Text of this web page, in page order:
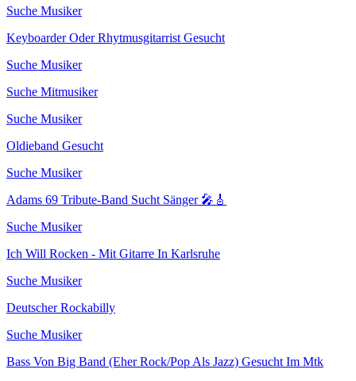
Suche Musiker
Keyboarder Oder Rhytmusgitarrist Gesucht
Suche Musiker
Suche Mitmusiker
Suche Musiker
Oldieband Gesucht
Suche Musiker
Adams 69 Tribute-Band Sucht Sänger 🎤🎸
Suche Musiker
Ich Will Rocken - Mit Gitarre In Karlsruhe
Suche Musiker
Deutscher Rockabilly
Suche Musiker
Bass Von Big Band (Eher Rock/Pop Als Jazz) Gesucht Im Mtk